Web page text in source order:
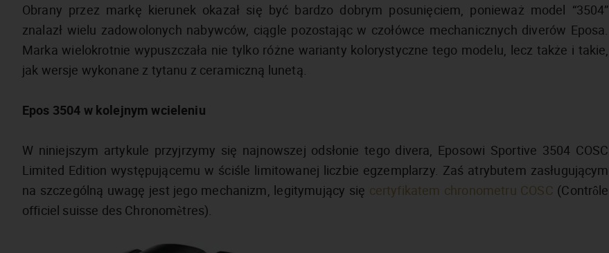
Obrany przez markę kierunek okazał się być bardzo dobrym posunięciem, ponieważ model “3504”
znalazł wielu zadowolonych nabywców, ciągle pozostając w czołówce mechanicznych diverów Eposa.
Marka wielokrotnie wypuszczała nie tylko różne warianty kolorystyczne tego modelu, lecz także i takie,
jak wersje wykonane z tytanu z ceramiczną lunetą.
Epos 3504 w kolejnym wcieleniu
W niniejszym artykule przyjrzymy się najnowszej odsłonie tego divera, Eposowi Sportive 3504 COSC
Limited Edition występującemu w ściśle limitowanej liczbie egzemplarzy. Zaś atrybutem zasługującym
na szczególną uwagę jest jego mechanizm, legitymujący się certyfikatem chronometru COSC (Contrôle
officiel suisse des Chronomètres).